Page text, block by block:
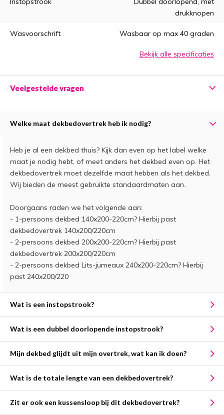
drukknopen
Wasvoorschrift Wasbaar op max 40 graden
Bekijk alle specificaties
Veelgestelde vragen
Welke maat dekbedovertrek heb ik nodig?
Heb je al een dekbed thuis? Kijk dan even op het label welke
maat je nodig hebt, of meet anders het dekbed even op. Het
dekbedovertrek moet dezelfde maat hebben als het dekbed.
Wij bieden de meest gebruikte standaardmaten aan.
Doorgaans raden we het volgende aan:
- 1-persoons dekbed 140x200-220cm? Hierbij past
dekbedovertrek 140x200/220cm
- 2-persoons dekbed 200x200-220cm? Hierbij past
dekbedovertrek 200x200/220cm
- 2-persoons dekbed Lits-jumeaux 240x200-220cm? Hierbij
past 240x200/220
Wat is een instopstrook?
Wat is een dubbel doorlopende instopstrook?
Mijn dekbed glijdt uit mijn overtrek, wat kan ik doen?
Wat is de totale lengte van een dekbedovertrek?
Zit er ook een kussensloop bij dit dekbedovertrek?